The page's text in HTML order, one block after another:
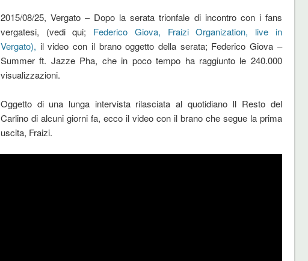
2015/08/25, Vergato – Dopo la serata trionfale di incontro con i fans
vergatesi, (vedi qui; Federico Giova, Fraizi Organization, live in
Vergato), il video con il brano oggetto della serata; Federico Giova –
Summer ft. Jazze Pha, che in poco tempo ha raggiunto le 240.000
visualizzazioni.
Oggetto di una lunga intervista rilasciata al quotidiano Il Resto del
Carlino di alcuni giorni fa, ecco il video con il brano che segue la prima
uscita, Fraizi.